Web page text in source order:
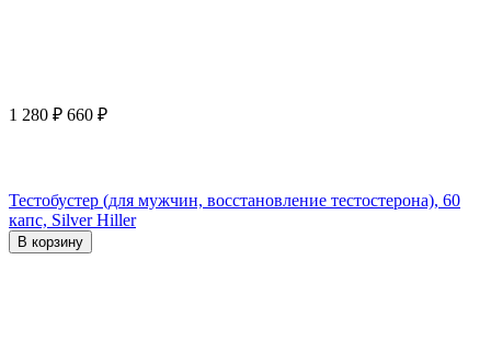
1 280 ₽ 660 ₽
Тестобустер (для мужчин, восстановление тестостерона), 60
капс, Silver Hiller
В корзину